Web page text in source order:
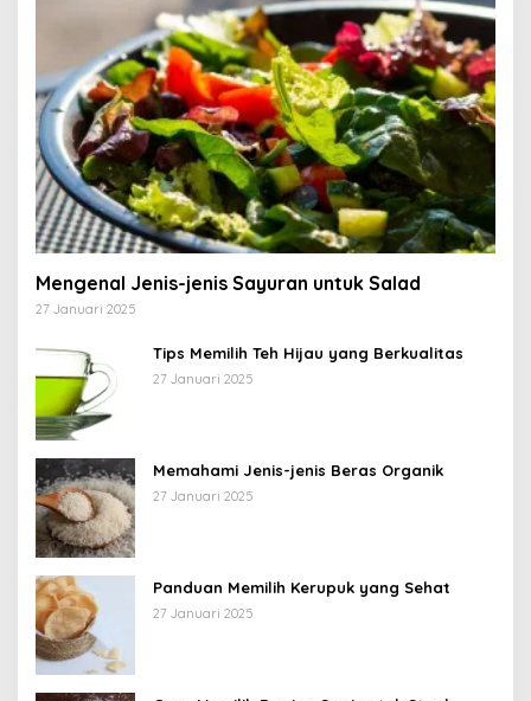
Mengenal Jenis-jenis Sayuran untuk Salad
27 Januari 2025
Tips Memilih Teh Hijau yang Berkualitas
27 Januari 2025
Memahami Jenis-jenis Beras Organik
27 Januari 2025
Panduan Memilih Kerupuk yang Sehat
27 Januari 2025